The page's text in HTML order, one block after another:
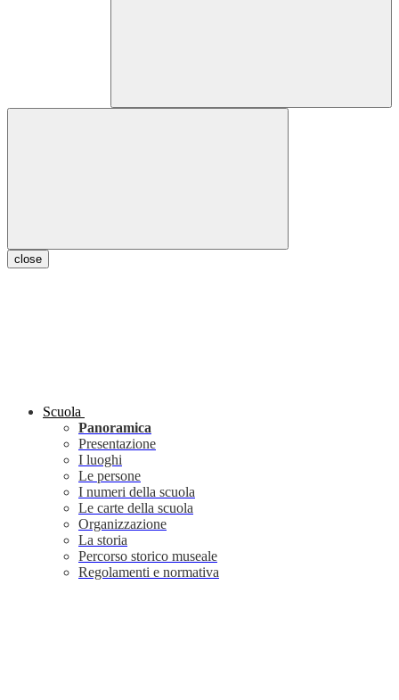
close
Scuola
Panoramica
Presentazione
I luoghi
Le persone
I numeri della scuola
Le carte della scuola
Organizzazione
La storia
Percorso storico museale
Regolamenti e normativa